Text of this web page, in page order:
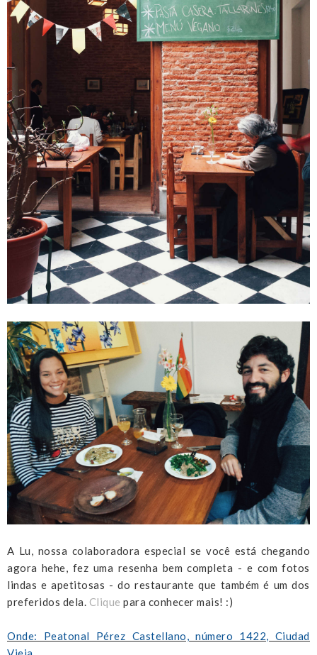
A Lu, nossa colaboradora especial se você está chegando
agora hehe, fez uma resenha bem completa - e com fotos
lindas e apetitosas - do restaurante que também é um dos
preferidos dela. Clique para conhecer mais! :)
Onde: Peatonal Pérez Castellano, número 1422, Ciudad